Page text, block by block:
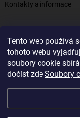
Tento web používá
tohoto webu
soubory cookie
dočíst zde Soubory
Kontakty a informace
Elenys.cz -